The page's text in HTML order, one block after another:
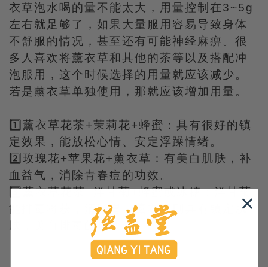
衣草泡水喝的量不能太大，用量控制在3~5g
左右就足够了，如果大量服用容易导致身体
不舒服的情况，甚至还有可能神经麻痹。很
多人喜欢将薰衣草和其他的茶等以及搭配冲
泡服用，这个时候选择的用量就应该减少。
若是薰衣草单独使用，那就应该增加用量。
1️⃣薰衣草花茶+茉莉花+蜂蜜：具有很好的镇
定效果，能放松心情、安定浮躁情绪。
2️⃣玫瑰花+苹果花+薰衣草：有美白肌肤，补
血益气，消除青春痘的功效。
3️⃣薰衣草花茶+洋甘菊+蜂蜜或冰糖：洋甘菊
能排毒将获，清肠胃，薰衣草则具有镇定肌
肤，美白排毒的功效。